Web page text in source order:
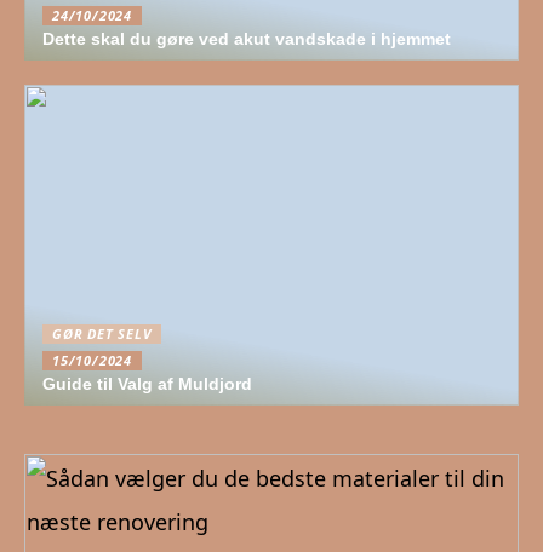
24/10/2024
Dette skal du gøre ved akut vandskade i hjemmet
GØR DET SELV
15/10/2024
Guide til Valg af Muldjord